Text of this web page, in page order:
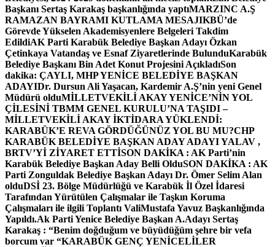
Başkanı Sertaş Karakaş başkanlığında yaptıMARZINC A.Ş
RAMAZAN BAYRAMI KUTLAMA MESAJIKBÜ’de
Görevde Yükselen Akademisyenlere Belgeleri Takdim
EdildiAK Parti Karabük Belediye Başkan Adayı Özkan
Çetinkaya Vatandaş ve Esnaf Ziyaretlerinde BulunduKarabük
Belediye Başkanı Bin Adet Konut Projesini AçıkladıSon
dakika: ÇAYLI, MHP YENİCE BELEDİYE BAŞKAN
ADAYIDr. Dursun Ali Yaşacan, Kardemir A.Ş’nin yeni Genel
Müdürü olduMİLLETVEKİLİ AKAY YENİCE’NİN YOL
ÇİLESİNİ TBMM GENEL KURULU’NA TAŞIDI –
MİLLETVEKİLİ AKAY İKTİDARA YÜKLENDİ:
KARABÜK’E REVA GÖRDÜĞÜNÜZ YOL BU MU?CHP
KARABÜK BELEDİYE BAŞKAN ADAY ADAYI YALAV ,
BRTV’Yİ ZİYARET ETTİSON DAKİKA : AK Parti’nin
Karabük Belediye Başkan Aday Belli OlduSON DAKİKA : AK
Parti Zonguldak Belediye Başkan Adayı Dr. Ömer Selim Alan
olduDSİ 23. Bölge Müdürlüğü ve Karabük İl Özel İdaresi
Tarafından Yürütülen Çalışmalar ile Taşkın Koruma
Çalışmaları ile ilgili Toplantı ValiMustafa Yavuz Başkanlığında
Yapıldı.Ak Parti Yenice Belediye Başkan A.Adayı Sertaş
Karakaş : “Benim doğduğum ve büyüdüğüm şehre bir vefa
borcum var “KARABÜK GENÇ YENİCELİLER